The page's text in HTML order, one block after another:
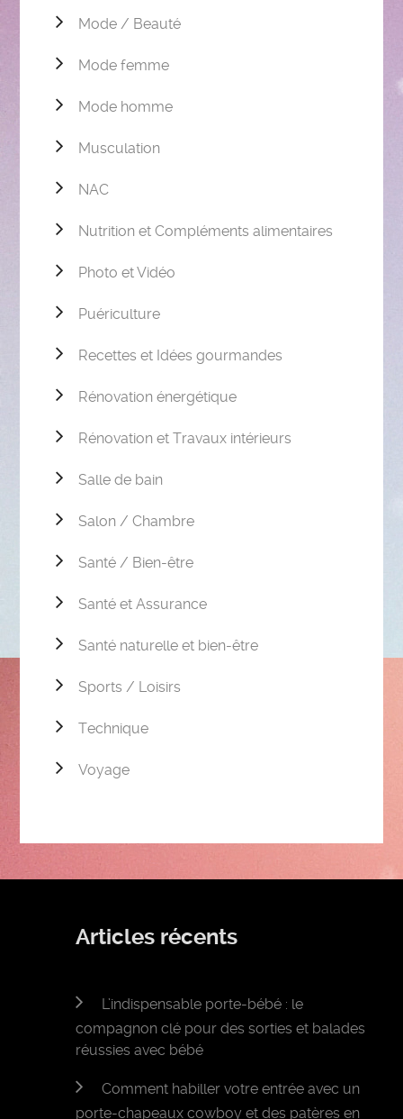
Mode / Beauté
Mode femme
Mode homme
Musculation
NAC
Nutrition et Compléments alimentaires
Photo et Vidéo
Puériculture
Recettes et Idées gourmandes
Rénovation énergétique
Rénovation et Travaux intérieurs
Salle de bain
Salon / Chambre
Santé / Bien-être
Santé et Assurance
Santé naturelle et bien-être
Sports / Loisirs
Technique
Voyage
Articles récents
L’indispensable porte-bébé : le
compagnon clé pour des sorties et balades
réussies avec bébé
Comment habiller votre entrée avec un
porte-chapeaux cowboy et des patères en